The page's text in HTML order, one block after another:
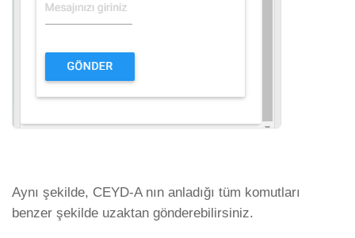
Aynı şekilde, CEYD-A nın anladığı tüm komutları
benzer şekilde uzaktan gönderebilirsiniz.